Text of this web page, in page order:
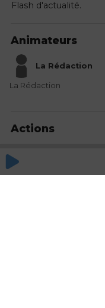
Flash d'actualité.
Animateurs
La Rédaction
La Rédaction
Actions